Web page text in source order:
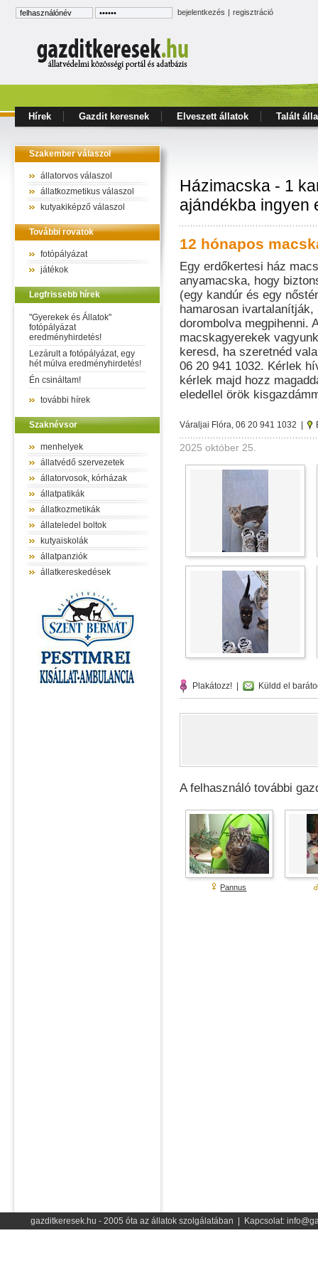
bejelentkezés | regisztráció
Hírek Gazdit keresnek Elveszett állatok Talált
Szakember válaszol
állatorvos válaszol
állatkozmetikus válaszol
kutyakiképző válaszol
További rovatok
fotópályázat
játékok
Legfrissebb hírek
"Gyerekek és Állatok"
fotópályázat
eredményhirdetés!
Lezárult a fotópályázat, egy
hét múlva eredményhirdetés!
Én csináltam!
további hírek
Szaknévsor
menhelyek
állatvédő szervezetek
állatorvosok, kórházak
állatpatikák
állatkozmetikák
állateledel boltok
kutyaiskolák
állatpanziók
állatkereskedések
Házimacska - 1
ajándékba ingyen
12 hónapos
Egy erdőkertesi ház
anyamacska, hogy
(egy kandúr és egy
hamarosan
dorombolva megpihenni.
macskagyerekek
keresd, ha szeretnéd
06 20 941 1032. Kérlek
kérlek majd hozz
eledellel örök
Váraljai Flóra, 06 20 941 1032 |
2025 október 25.
Plakátozz! Küldd el
A felhasználó további
Pannus
gazditkeresek.hu - 2005 óta az állatok szolgálatában | Kapcsolat: